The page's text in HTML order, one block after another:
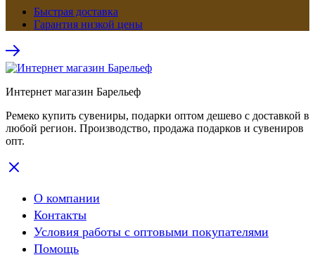
Быстрая доставка
Гарантия низкой цены
Интернет магазин Барельеф
Ремеко купить сувениры, подарки оптом дешево с доставкой в
любой регион. Производство, продажа подарков и сувениров
опт.
О компании
Контакты
Условия работы с оптовыми покупателями
Помощь